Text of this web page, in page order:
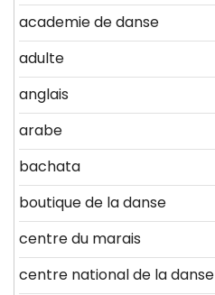
academie de danse
adulte
anglais
arabe
bachata
boutique de la danse
centre du marais
centre national de la danse